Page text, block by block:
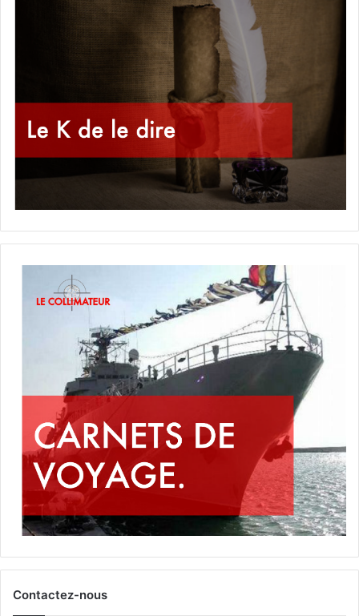
Contactez-nous